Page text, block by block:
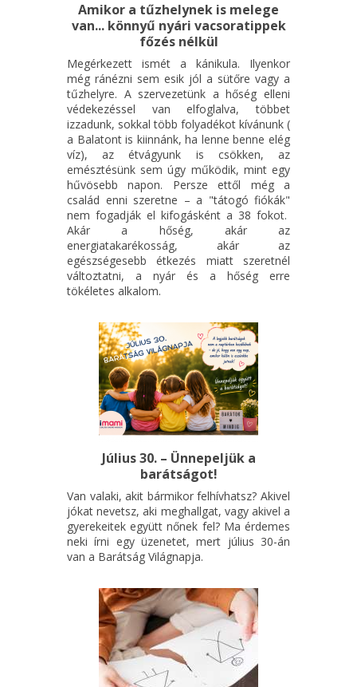
Amikor a tűzhelynek is melege
van... könnyű nyári vacsoratippek
főzés nélkül
Megérkezett ismét a kánikula. Ilyenkor
még ránézni sem esik jól a sütőre vagy a
tűzhelyre. A szervezetünk a hőség elleni
védekezéssel van elfoglalva, többet
izzadunk, sokkal több folyadékot kívánunk (
a Balatont is kiinnánk, ha lenne benne elég
víz), az étvágyunk is csökken, az
emésztésünk sem úgy működik, mint egy
hűvösebb napon. Persze ettől még a
család enni szeretne – a "tátogó fiókák"
nem fogadják el kifogásként a 38 fokot.
Akár a hőség, akár az
energiatakarékosság, akár az
egészségesebb étkezés miatt szeretnél
változtatni, a nyár és a hőség erre
tökéletes alkalom.
Július 30. – Ünnepeljük a
barátságot!
Van valaki, akit bármikor felhívhatsz? Akivel
jókat nevetsz, aki meghallgat, vagy akivel a
gyerekeitek együtt nőnek fel? Ma érdemes
neki írni egy üzenetet, mert július 30-án
van a Barátság Világnapja.